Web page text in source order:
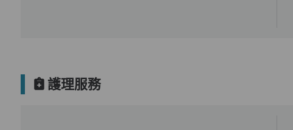
護理服務